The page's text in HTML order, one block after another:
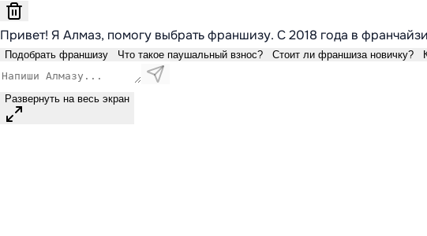
Привет! Я Алмаз, помогу выбрать франшизу. С 2018 года в
Подобрать франшизу Что такое паушальный взнос? Стоит ли франшиза новичку?
Развернуть на весь экран